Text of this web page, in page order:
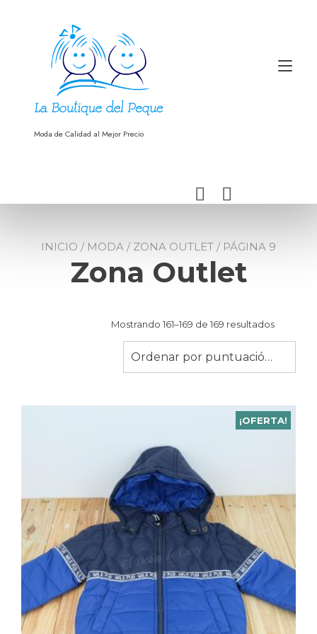
Moda de Calidad al Mejor Precio
INICIO / MODA / ZONA OUTLET / PÁGINA 9
Zona Outlet
Mostrando 161–169 de 169 resultados
Ordenar por puntuación media
¡OFERTA!